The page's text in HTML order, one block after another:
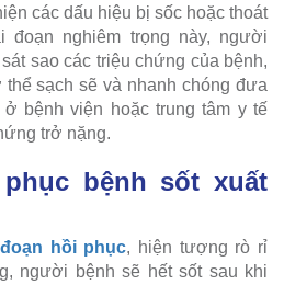
các dấu hiệu bị sốc hoặc thoát
đoạn nghiêm trọng này, người
sao các triệu chứng của bệnh,
sạch sẽ và nhanh chóng đưa
bệnh viện hoặc trung tâm y tế
trở nặng.
bệnh sốt xuất
hồi phục, hiện tượng rò rỉ
người bệnh sẽ hết sốt sau khi